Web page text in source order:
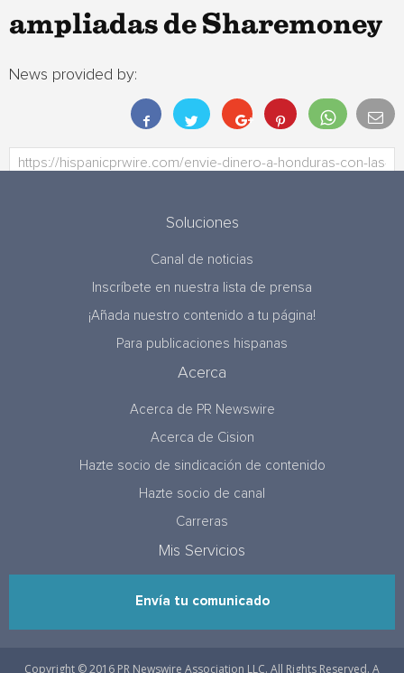
ampliadas de Sharemoney
News provided by:
Soluciones
Canal de noticias
Inscríbete en nuestra lista de prensa
¡Añada nuestro contenido a tu página!
Para publicaciones hispanas
Acerca
Acerca de PR Newswire
Acerca de Cision
Hazte socio de sindicación de contenido
Hazte socio de canal
Carreras
Mis Servicios
Envía tu comunicado
Copyright © 2016 PR Newswire Association LLC. All Rights Reserved. A